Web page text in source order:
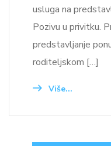
usluga na
Pozivu u privitku.
predstavljanje
roditeljskom […]
Više...